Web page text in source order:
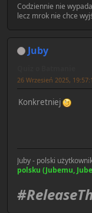
Codziennie nie
lecz mrok nie chce
Juby
26 Wrzesień 2025,
Konkretniej
Juby - polski
polsku (Jubemu,